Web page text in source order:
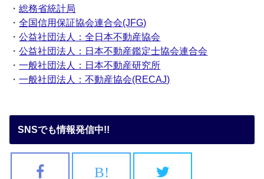
・総務省統計局
・全国信用保証協会連合会(JFG)
・公益社団法人：全日本不動産協会
・公益社団法人：日本不動産鑑定士協会連合会
・一般社団法人：日本不動産研究所
・一般社団法人：不動産協会(RECAJ)
SNSでも情報発信中!!
B!